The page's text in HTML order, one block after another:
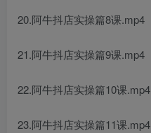
20.阿牛抖店实操篇8课.mp4
21.阿牛抖店实操篇9课.mp4
22.阿牛抖店实操篇10课.mp4
23.阿牛抖店实操篇11课.mp4